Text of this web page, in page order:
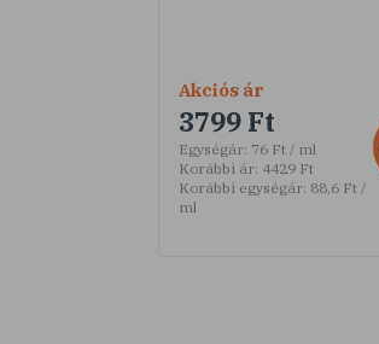
Akciós ár
3799 Ft
Egységár: 76 Ft / ml
Korábbi ár: 4429 Ft
Korábbi egységár: 88,6 Ft /
ml